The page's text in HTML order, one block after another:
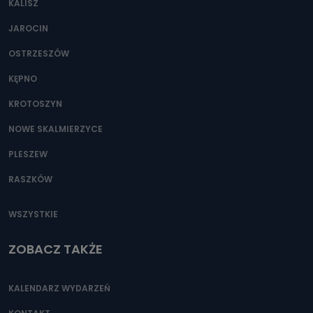
Można to zrobić pod numerem telefonu 62 735-51-05 lub
KALISZ
JAROCIN
OSTRZESZÓW
KĘPNO
KROTOSZYN
NOWE SKALMIERZYCE
PLESZEW
RASZKÓW
WSZYSTKIE
ZOBACZ TAKŻE
KALENDARZ WYDARZEŃ